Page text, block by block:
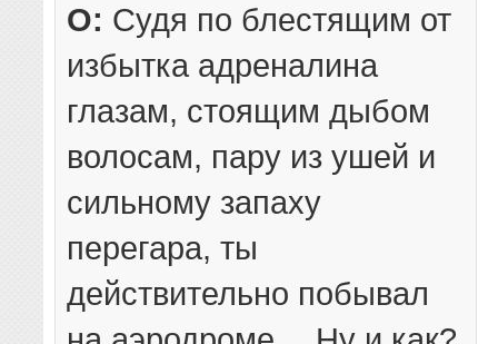
О: Судя по блестящим от
избытка адреналина
глазам, стоящим дыбом
волосам, пару из ушей и
сильному запаху
перегара, ты
действительно побывал